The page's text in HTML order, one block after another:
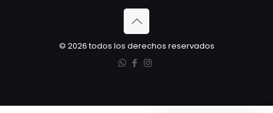
© 2026 todos los derechos reservados